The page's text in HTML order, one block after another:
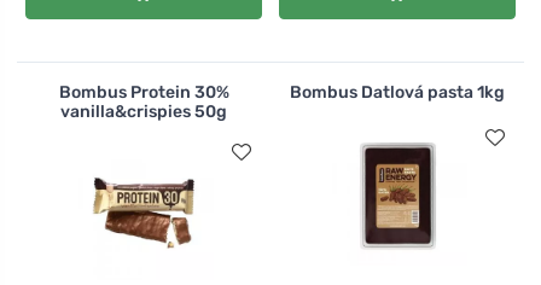
Bombus Protein 30%
vanilla&crispies 50g
Bombus Datlová pasta 1kg